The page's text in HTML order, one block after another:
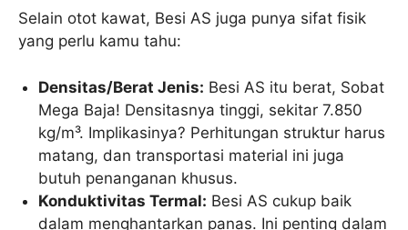
Selain otot kawat, Besi AS juga punya sifat fisik
yang perlu kamu tahu:
Densitas/Berat Jenis: Besi AS itu berat, Sobat
Mega Baja! Densitasnya tinggi, sekitar 7.850
kg/m³. Implikasinya? Perhitungan struktur harus
matang, dan transportasi material ini juga
butuh penanganan khusus.
Konduktivitas Termal: Besi AS cukup baik
dalam menghantarkan panas. Ini penting dalam